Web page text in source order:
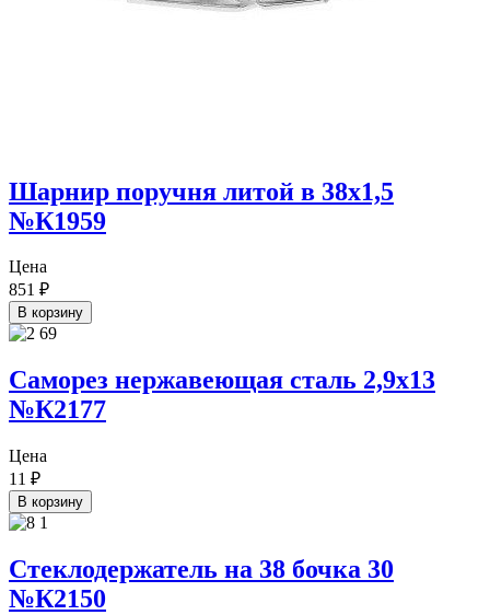
Шарнир поручня литой в 38х1,5
№К1959
Цена
851 ₽
В корзину
Саморез нержавеющая сталь 2,9х13
№К2177
Цена
11 ₽
В корзину
Стеклодержатель на 38 бочка 30
№К2150